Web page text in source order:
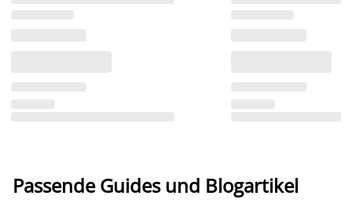
Passende Guides und Blogartikel